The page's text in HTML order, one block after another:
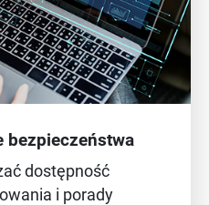
bezpieczeństwa
dostępność
i porady